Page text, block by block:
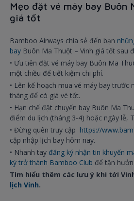
Mẹo đặt vé máy bay Buôn
giá tốt
Bamboo Airways chia sẻ đến bạn
bay Buôn Ma Thuột – Vinh giá tốt sau
• Ưu tiên đặt vé máy bay Buôn Ma
một chiều để tiết kiệm chi phí.
• Lên kế hoạch mua vé máy bay trước
tháng để có giá vé tốt.
• Hạn chế đặt chuyến bay Buôn Ma
điểm du lịch (tháng 3-4) hoặc ngày lễ,
• Đừng quên truy cập https://
cập nhập lịch bay hôm nay.
• Nhanh tay đăng ký nhận tin khuyến
ký trở thành Bamboo Club để tận
Tìm hiểu thêm các lưu ý khi tới
lịch Vinh.